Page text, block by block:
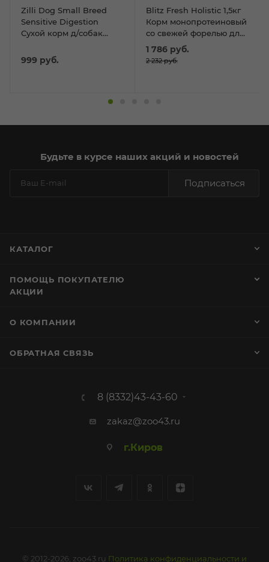
Zilli Dog Small Breed
Sensitive Digestion
Сухой корм д/собак
Рыба с Лососем 800гр
999 руб.
Blitz Fresh Holistic 1,5кг
Корм монопротеиновый
со свежей форелью для
собак сред. и круп.
пород
1 786 руб.
2 232руб.
Будьте в курсе наших акций и новостей
Подписаться
КАТАЛОГ
ПОМОЩЬ ПОКУПАТЕЛЮ
АКЦИИ
О КОМПАНИИ
ОБРАТНАЯ СВЯЗЬ
8 (8332)43-43-60
zakaz@zoo43.ru
г.Киров
© 2012-2026, zoo43.ru Политика конфиденциальности и